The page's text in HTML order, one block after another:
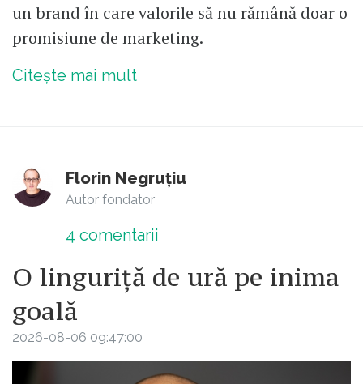
un brand în care valorile să nu rămână doar o
promisiune de marketing.
Citește mai mult
Florin Negruțiu
Autor fondator
4 comentarii
O linguriță de ură pe inima
goală
2026-08-06 09:47:00